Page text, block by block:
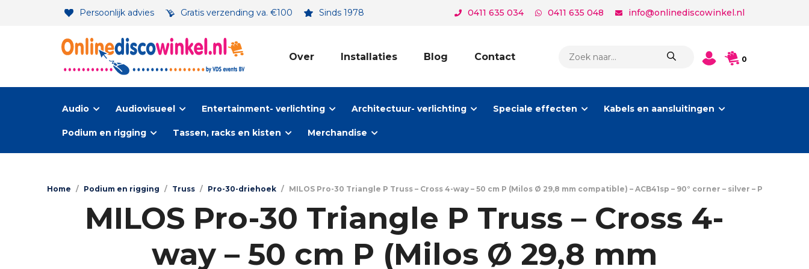
Persoonlijk advies Gratis verzending va. €100 Sinds 1978 0411 635 034 0411 635 048 info@onlinediscowinkel.nl
Over Installaties Blog Contact
ZOEKEN
0
Audio Audiovisueel Entertainment- verlichting Architectuur- verlichting Speciale effecten Kabels en aansluitingen
Podium en rigging Tassen, racks en kisten Merchandise
Home / Podium en rigging / Truss / Pro-30-driehoek / MILOS Pro-30 Triangle P Truss – Cross 4-way – 50 cm P (Milos Ø 29,8 mm compatible) – ACB41sp – 90° corner – silver – P
MILOS Pro-30 Triangle P Truss – Cross 4-
way – 50 cm P (Milos Ø 29,8 mm